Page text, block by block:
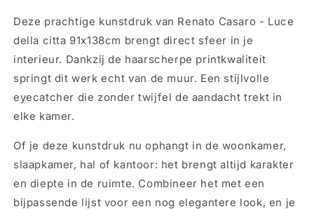
-
Luce
citta
91x138cm
Luce
citta
91x138cm
Deze prachtige kunstdruk van Renato Casaro - Luce
della citta 91x138cm brengt direct sfeer in je
interieur. Dankzij de haarscherpe printkwaliteit
springt dit werk echt van de muur. Een stijlvolle
eyecatcher die zonder twijfel de aandacht trekt in
elke kamer.
Of je deze kunstdruk nu ophangt in de woonkamer,
slaapkamer, hal of kantoor: het brengt altijd karakter
en diepte in de ruimte. Combineer het met een
bijpassende lijst voor een nog elegantere look, en je